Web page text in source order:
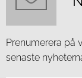
Prenumerera på
senaste